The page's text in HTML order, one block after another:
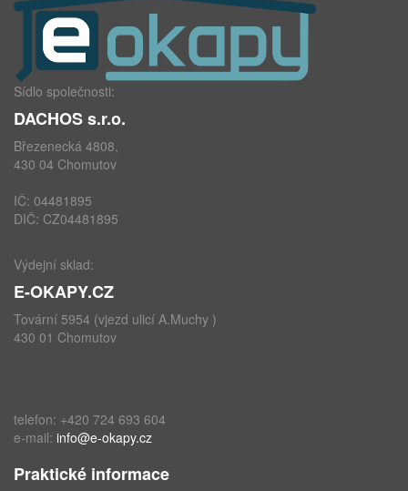
Sídlo společnosti:
DACHOS s.r.o.
Březenecká 4808,
430 04 Chomutov
IČ: 04481895
DIČ: CZ04481895
Výdejní sklad:
E-OKAPY.CZ
Tovární 5954 (vjezd ulicí A.Muchy )
430 01 Chomutov
telefon: +420 724 693 604
e-mail: info@e-okapy.cz
Praktické informace